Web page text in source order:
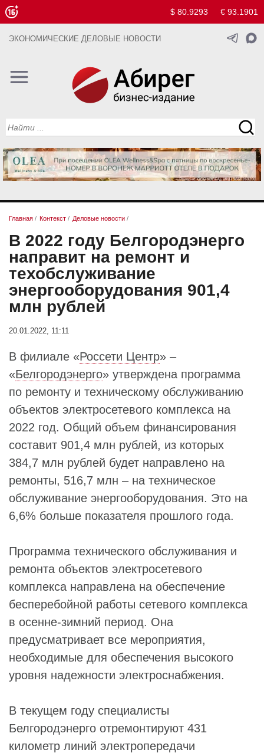
$ 80.9293 € 93.1901
ЭКОНОМИЧЕСКИЕ ДЕЛОВЫЕ НОВОСТИ
Главная / Контекст / Деловые новости /
В 2022 году Белгородэнерго
направит на ремонт и
техобслуживание
энергооборудования 901,4
млн рублей
20.01.2022, 11:11
В филиале «Россети Центр» –
«Белгородэнерго» утверждена программа
по ремонту и техническому обслуживанию
объектов электросетевого комплекса на
2022 год. Общий объем финансирования
составит 901,4 млн рублей, из которых
384,7 млн рублей будет направлено на
ремонты, 516,7 млн – на техническое
обслуживание энергооборудования. Это на
6,6% больше показателя прошлого года.
Программа технического обслуживания и
ремонта объектов электросетевого
комплекса направлена на обеспечение
бесперебойной работы сетевого комплекса
в осенне-зимний период. Она
предусматривает все мероприятия,
необходимые для обеспечения высокого
уровня надежности электроснабжения.
В текущем году специалисты
Белгородэнерго отремонтируют 431
километр линий электропередачи